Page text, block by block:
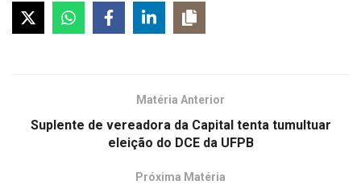
Matéria Anterior
Suplente de vereadora da Capital tenta tumultuar
eleição do DCE da UFPB
Próxima Matéria